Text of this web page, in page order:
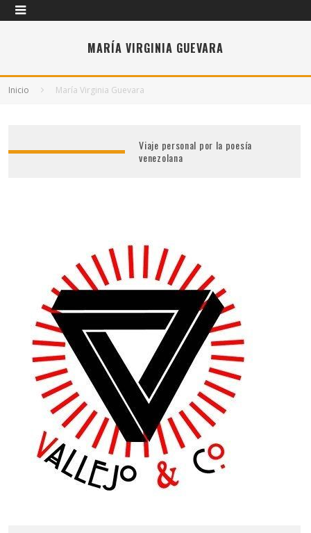
MARÍA VIRGINIA GUEVARA
Inicio María Virginia Guevara
Viaje personal por la poesía
venezolana